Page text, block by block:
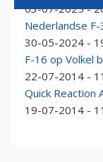
03-07-2025 -
Nederlandse
30-05-2024 -
F-16 op Volkel
22-07-2014 -
Quick Reaction
19-07-2014 -